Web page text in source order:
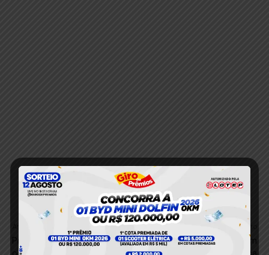
Produtores rurais e indígenas
Próximo
Motociclista colide em